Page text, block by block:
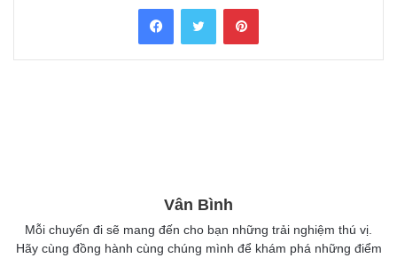
FacebookTwitter Pinterest
Vân Bình
Mỗi chuyến đi sẽ mang đến cho bạn những trải nghiệm thú vị.
Hãy cùng đồng hành cùng chúng mình để khám phá những điểm